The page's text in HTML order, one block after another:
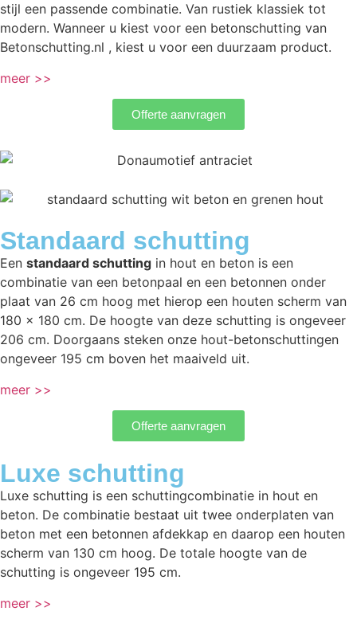
stijl een passende combinatie. Van rustiek klassiek tot
modern. Wanneer u kiest voor een betonschutting van
Betonschutting.nl , kiest u voor een duurzaam product.
meer >>
Offerte aanvragen
Standaard schutting
Een standaard schutting in hout en beton is een
combinatie van een betonpaal en een betonnen onder
plaat van 26 cm hoog met hierop een houten scherm van
180 x 180 cm. De hoogte van deze schutting is ongeveer
206 cm. Doorgaans steken onze hout-betonschuttingen
ongeveer 195 cm boven het maaiveld uit.
meer >>
Offerte aanvragen
Luxe schutting
Luxe schutting is een schuttingcombinatie in hout en
beton. De combinatie bestaat uit twee onderplaten van
beton met een betonnen afdekkap en daarop een houten
scherm van 130 cm hoog. De totale hoogte van de
schutting is ongeveer 195 cm.
meer >>